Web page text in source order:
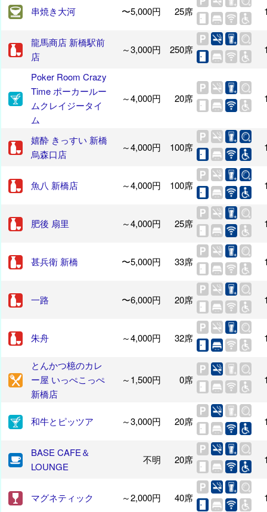
串焼き大河 〜5,000円 25席
龍馬商店 新橋駅前
店
～3,000円 250席
Poker Room Crazy
Time ポーカールー
ムクレイジータイ
ム
～4,000円 20席
嬉酔 きっすい 新橋
烏森口店
～4,000円 100席
魚八 新橋店 ～4,000円 100席
肥後 扇里 ～4,000円 25席
甚兵衛 新橋 〜5,000円 33席
一路 〜6,000円 20席
朱舟 ～4,000円 32席
とんかつ檍のカレ
ー屋 いっぺこっぺ
新橋店
～1,500円 0席
和牛とピッツア ～3,000円 20席
BASE CAFE＆
LOUNGE
不明 20席
マグネティック ～2,000円 40席